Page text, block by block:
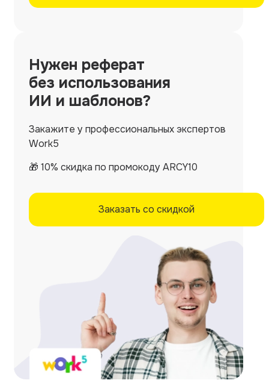
Нужен реферат
без использования
ИИ и шаблонов?
Закажите у профессиональных экспертов
Work5
🎁 10% скидка по промокоду ARCY10
Заказать со скидкой